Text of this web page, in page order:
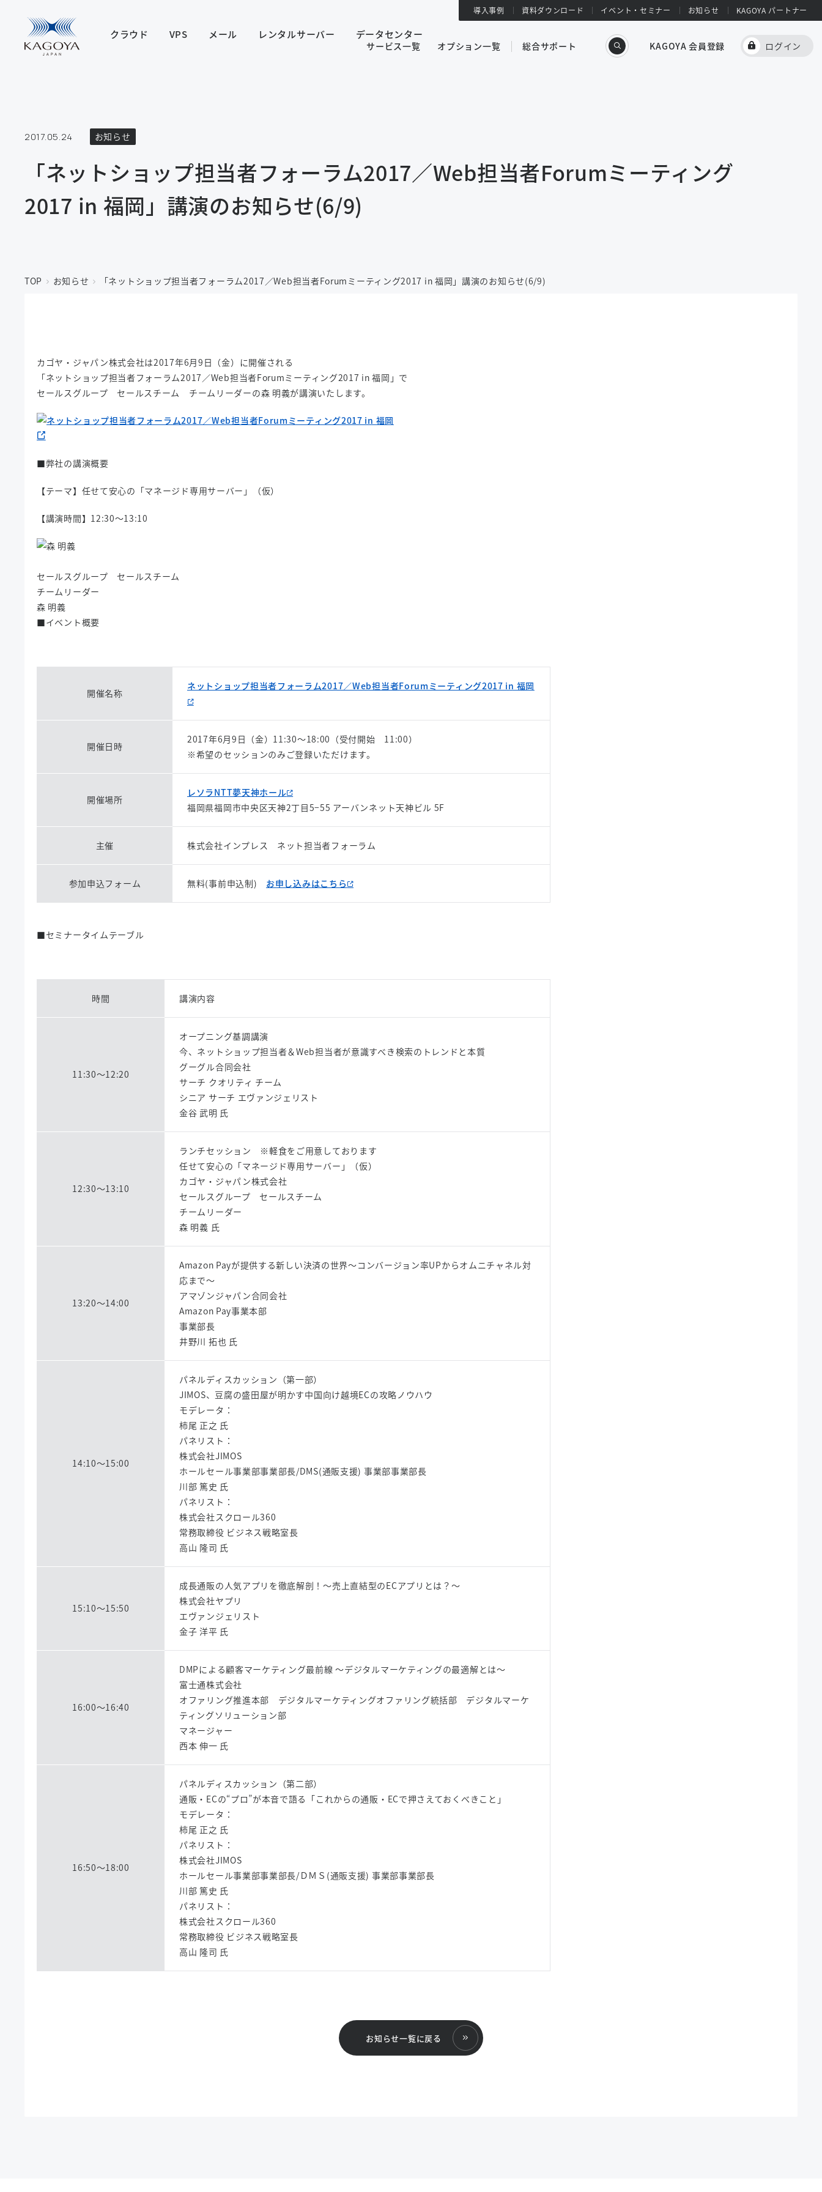
2017.05.24 お知らせ
「ネットショップ担当者フォーラム2017／Web担当者Forumミーティング
2017 in 福岡」講演のお知らせ(6/9)
TOP お知らせ 「ネットショップ担当者フォーラム2017／Web担当者Forumミーティング2017 in 福岡」講演のお知らせ(6/9)
カゴヤ・ジャパン株式会社は2017年6月9日（金）に開催される
「ネットショップ担当者フォーラム2017／Web担当者Forumミーティング2017 in 福岡」で
セールスグループ セールスチーム チームリーダーの森 明義が講演いたします。
■弊社の講演概要
【テーマ】任せて安心の「マネージド専用サーバー」（仮）
【講演時間】12:30～13:10
セールスグループ セールスチーム
チームリーダー
森 明義
■イベント概要
開催名称
ネットショップ担当者フォーラム2017／Web担当者Forumミーティング2017 in 福岡
開催日時
2017年6月9日（金）11:30～18:00（受付開始 11:00）
※希望のセッションのみご登録いただけます。
開催場所
レソラNTT夢天神ホール
福岡県福岡市中央区天神2丁目5−55 アーバンネット天神ビル 5F
主催 株式会社インプレス ネット担当者フォーラム
参加申込フォーム 無料(事前申込制) お申し込みはこちら
■セミナータイムテーブル
時間 講演内容
11:30～12:20
オープニング基調講演
今、ネットショップ担当者＆Web担当者が意識すべき検索のトレンドと本質
グーグル合同会社
サーチ クオリティ チーム
シニア サーチ エヴァンジェリスト
金谷 武明 氏
12:30～13:10
ランチセッション ※軽食をご用意しております
任せて安心の「マネージド専用サーバー」（仮）
カゴヤ・ジャパン株式会社
セールスグループ セールスチーム
チームリーダー
森 明義 氏
13:20～14:00
Amazon Payが提供する新しい決済の世界～コンバージョン率UPからオムニチャネル対
応まで～
アマゾンジャパン合同会社
Amazon Pay事業本部
事業部長
井野川 拓也 氏
14:10～15:00
パネルディスカッション（第一部）
JIMOS、豆腐の盛田屋が明かす中国向け越境ECの攻略ノウハウ
モデレータ：
柿尾 正之 氏
パネリスト：
株式会社JIMOS
ホールセール事業部事業部長/DMS(通販支援) 事業部事業部長
川部 篤史 氏
パネリスト：
株式会社スクロール360
常務取締役 ビジネス戦略室長
高山 隆司 氏
15:10～15:50
成長通販の人気アプリを徹底解剖！〜売上直結型のECアプリとは？〜
株式会社ヤプリ
エヴァンジェリスト
金子 洋平 氏
16:00～16:40
DMPによる顧客マーケティング最前線 ～デジタルマーケティングの最適解とは～
富士通株式会社
オファリング推進本部 デジタルマーケティングオファリング統括部 デジタルマーケ
ティングソリューション部
マネージャー
西本 伸一 氏
16:50～18:00
パネルディスカッション（第二部）
通販・ECの“プロ”が本音で語る「これからの通販・ECで押さえておくべきこと」
モデレータ：
柿尾 正之 氏
パネリスト：
株式会社JIMOS
ホールセール事業部事業部長/ＤＭＳ(通販支援) 事業部事業部長
川部 篤史 氏
パネリスト：
株式会社スクロール360
常務取締役 ビジネス戦略室長
高山 隆司 氏
お知らせ一覧に戻る
クラウド VPS メール レンタルサーバー データセンター
導入事例 資料ダウンロード イベント・セミナー お知らせ KAGOYA パートナー
サービス一覧 オプション一覧 総合サポート KAGOYA 会員登録 ログイン